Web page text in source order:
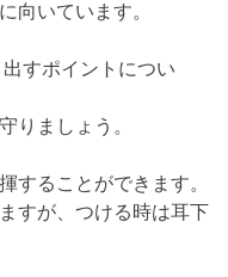
向いています。
すポイントについ
りましょう。
することができます。
すが、つける時は耳下